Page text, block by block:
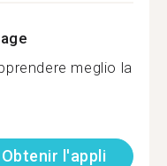
meglio la
Obtenir l'appli